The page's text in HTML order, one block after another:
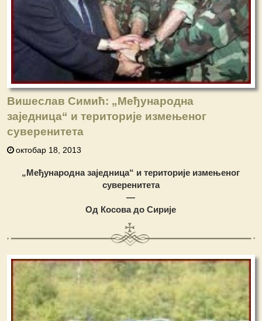
Вишеслав Симић: „Међународна
заједница“ и територије измењеног
суверенитета
октобар 18, 2013
„Међународна заједница“ и територије измењеног
суверенитета
—
Од Косова до Сирије